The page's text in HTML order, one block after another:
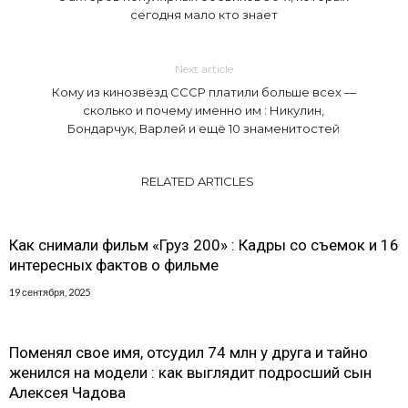
сегодня мало кто знает
Next article
Кому из кинозвёзд СССР платили больше всех —
сколько и почему именно им : Никулин,
Бондарчук, Варлей и ещё 10 знаменитостей
RELATED ARTICLES
Как снимали фильм «Груз 200» : Кадры со съемок и 16
интересных фактов о фильме
19 сентября, 2025
Поменял свое имя, отсудил 74 млн у друга и тайно
женился на модели : как выглядит подросший сын
Алексея Чадова